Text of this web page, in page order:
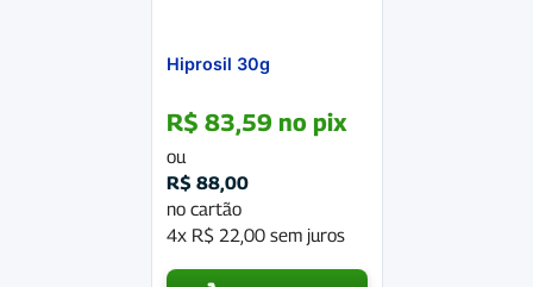
Hiprosil 30g
R$ 83,59 no pix
ou
R$ 88,00
no cartão
4x R$22,00sem juros